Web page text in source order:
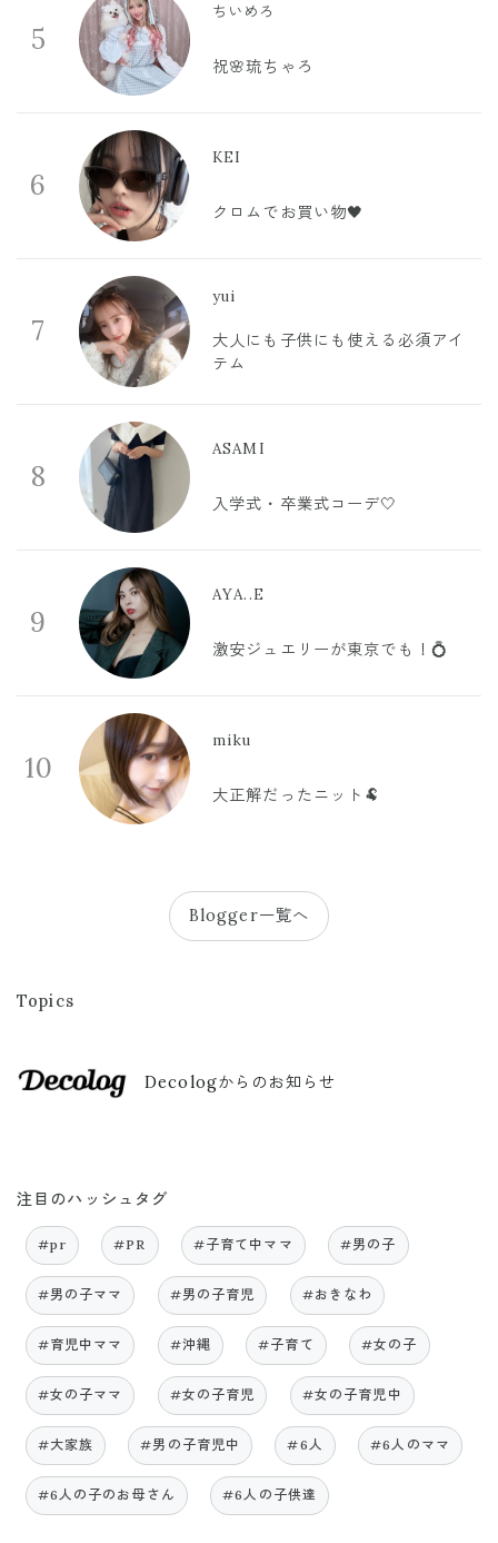
5
ちいめろ
祝🌸琉ちゃろ
6
KEI
クロムでお買い物🖤
7
yui
大人にも子供にも使える必須アイ
テム
8
ASAMI
入学式・卒業式コーデ🤍
9
AYA..E
激安ジュエリーが東京でも！💍
10
miku
大正解だったニット🐏
Blogger一覧へ
Topics
Decologからのお知らせ
注目のハッシュタグ
#pr #PR #子育て中ママ #男の子
#男の子ママ #男の子育児 #おきなわ
#育児中ママ #沖縄 #子育て #女の子
#女の子ママ #女の子育児 #女の子育児中
#大家族 #男の子育児中 #6人 #6人のママ
#6人の子のお母さん #6人の子供達